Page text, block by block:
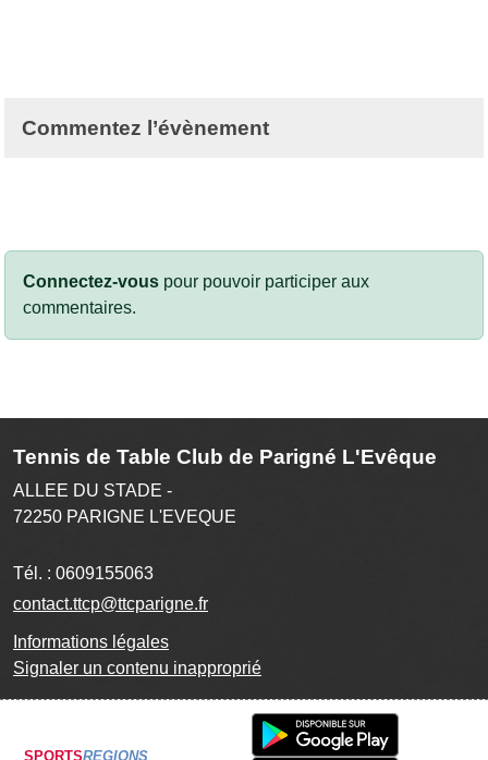
Commentez l’évènement
Connectez-vous pour pouvoir participer aux
commentaires.
Tennis de Table Club de Parigné L'Evêque
ALLEE DU STADE -
72250 PARIGNE L'EVEQUE
Tél. : 0609155063
contact.ttcp@ttcparigne.fr
Informations légales
Signaler un contenu inapproprié
SPORTSREGIONS